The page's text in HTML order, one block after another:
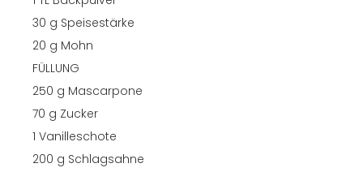
30 g Speisestärke
20 g Mohn
FÜLLUNG
250 g Mascarpone
70 g Zucker
1 Vanilleschote
200 g Schlagsahne